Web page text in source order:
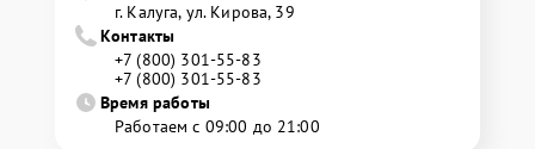
г. Калуга, ул. Кирова, 39
Контакты
+7 (800) 301-55-83
+7 (800) 301-55-83
Время работы
Работаем с 09:00 до 21:00